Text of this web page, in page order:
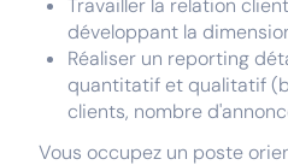
Travailler la relation
développant la
Réaliser un reporting
quantitatif et qualitatif
clients, nombre
Vous occupez un poste